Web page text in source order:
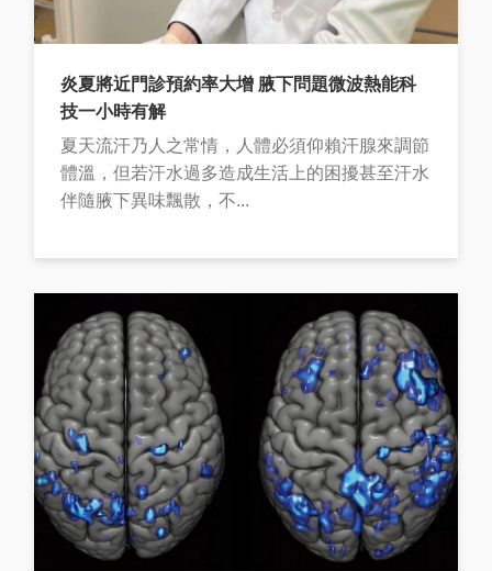
炎夏將近門診預約率大增 腋下問題微波熱能科
技一小時有解
夏天流汗乃人之常情，人體必須仰賴汗腺來調節
體溫，但若汗水過多造成生活上的困擾甚至汗水
伴隨腋下異味飄散，不...